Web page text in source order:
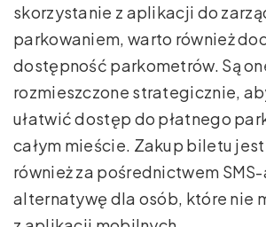
skorzystanie z aplikacji do
parkowaniem, warto również
dostępność parkometrów. Są
rozmieszczone strategicznie,
ułatwić dostęp do płatnego
całym mieście. Zakup biletu
również za pośrednictwem
alternatywę dla osób, które nie